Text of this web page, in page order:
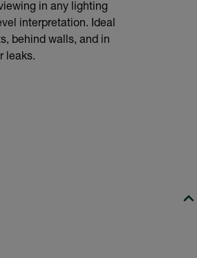
in any lighting
interpretation. Ideal
behind walls, and in
leaks.